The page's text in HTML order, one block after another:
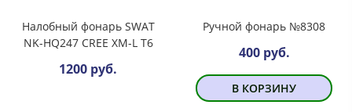
Налобный фонарь SWAT
NK-HQ247 CREE XM-L T6
1200 руб.
Ручной фонарь №8308
400 руб.
В КОРЗИНУ